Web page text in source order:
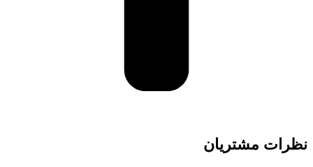
نظرات مشتریان